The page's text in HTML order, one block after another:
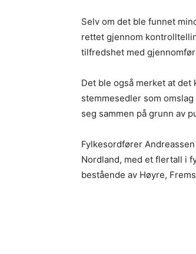
Selv om det ble funnet
rettet gjennom
tilfredshet med
Det ble også merket at
stemmesedler som
seg sammen på grunn av
Fylkesordfører
Nordland, med et flertall i
bestående av Høyre,